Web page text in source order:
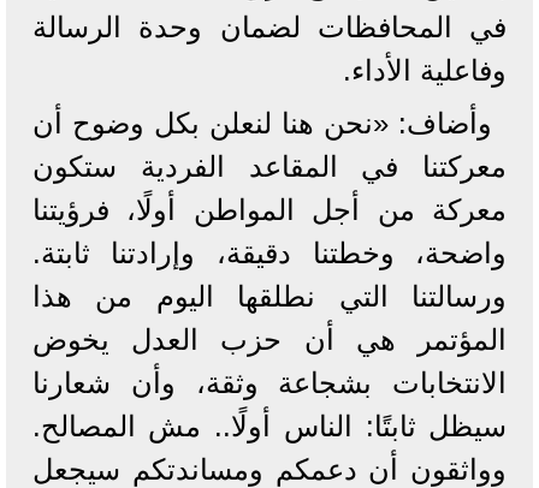
في المحافظات لضمان وحدة الرسالة
وفاعلية الأداء.
وأضاف: «نحن هنا لنعلن بكل وضوح أن
معركتنا في المقاعد الفردية ستكون
معركة من أجل المواطن أولًا، فرؤيتنا
واضحة، وخطتنا دقيقة، وإرادتنا ثابتة.
ورسالتنا التي نطلقها اليوم من هذا
المؤتمر هي أن حزب العدل يخوض
الانتخابات بشجاعة وثقة، وأن شعارنا
سيظل ثابتًا: الناس أولًا.. مش المصالح.
وواثقون أن دعمكم ومساندتكم سيجعل